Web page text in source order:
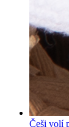
Češi volí